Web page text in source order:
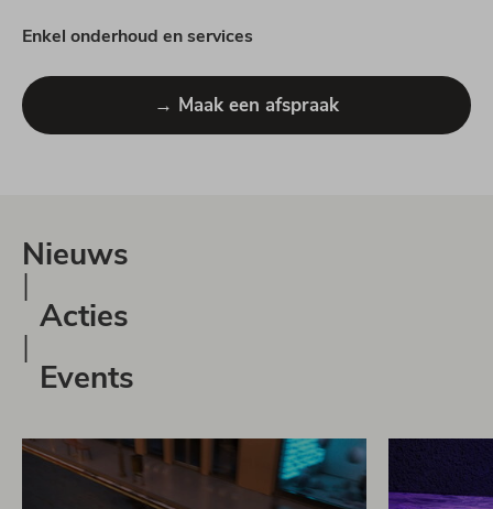
Enkel onderhoud en services
→ Maak een afspraak
Nieuws
|
Acties
|
Events